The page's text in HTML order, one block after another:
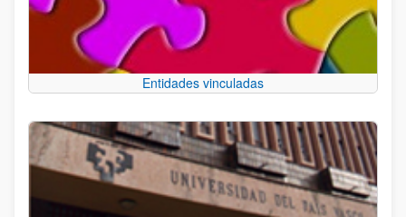
Entidades vinculadas